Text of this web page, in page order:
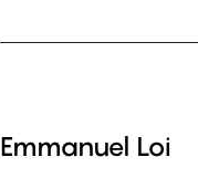
Emmanuel Loi